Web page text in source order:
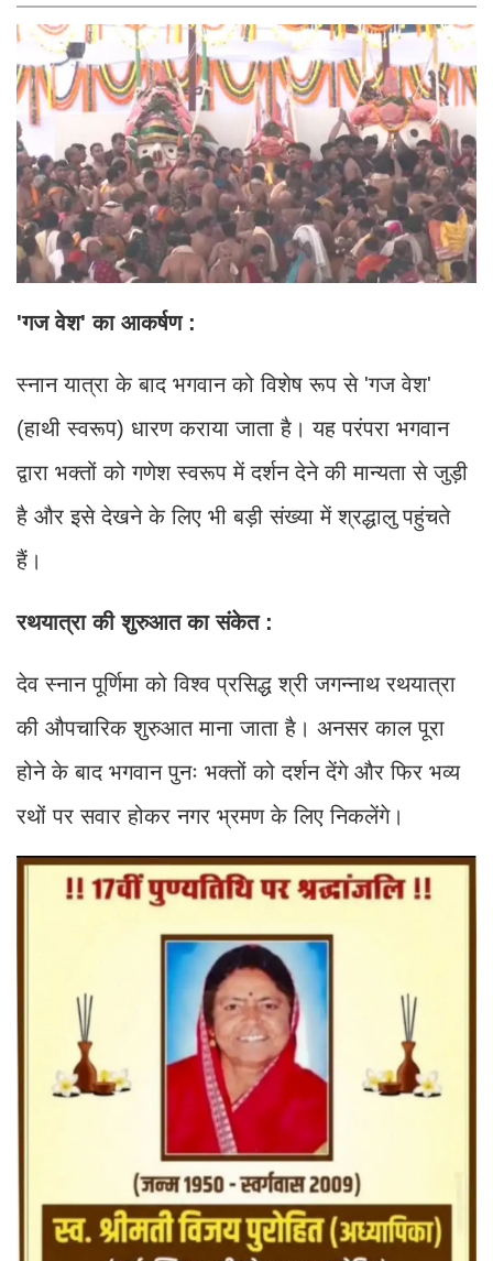
'गज वेश' का आकर्षण :
स्नान यात्रा के बाद भगवान को विशेष रूप से 'गज वेश'
(हाथी स्वरूप) धारण कराया जाता है। यह परंपरा भगवान
द्वारा भक्तों को गणेश स्वरूप में दर्शन देने की मान्यता से जुड़ी
है और इसे देखने के लिए भी बड़ी संख्या में श्रद्धालु पहुंचते
हैं।
रथयात्रा की शुरुआत का संकेत :
देव स्नान पूर्णिमा को विश्व प्रसिद्ध श्री जगन्नाथ रथयात्रा
की औपचारिक शुरुआत माना जाता है। अनसर काल पूरा
होने के बाद भगवान पुनः भक्तों को दर्शन देंगे और फिर भव्य
रथों पर सवार होकर नगर भ्रमण के लिए निकलेंगे।